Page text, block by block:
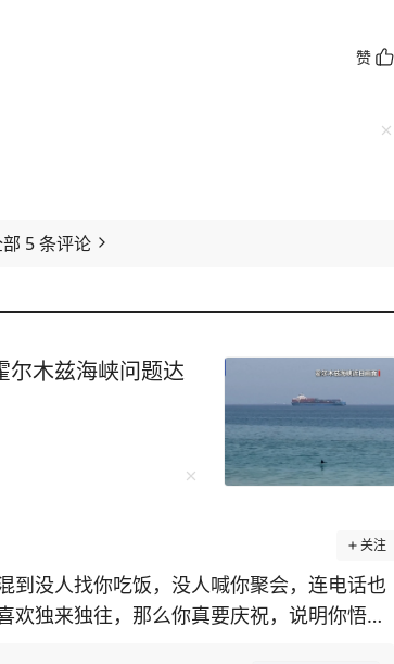
赞
5条评论
尔木兹海峡问题达
关注
到没人找你吃饭，没人喊你聚会，连电话也
独来独往，那么你真要庆祝，说明你悟透